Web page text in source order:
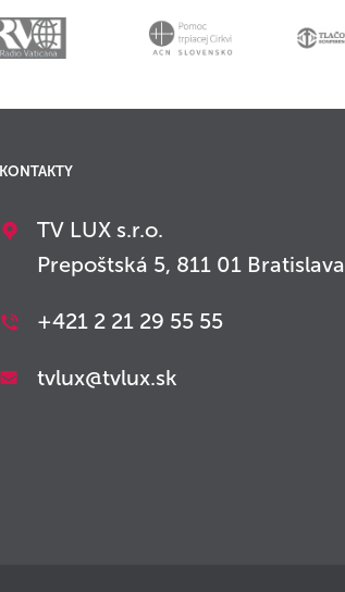
KONTAKTY
TV LUX s.r.o.
Prepoštská 5, 811 01 Bratislava
+421 2 21 29 55 55
tvlux@tvlux.sk